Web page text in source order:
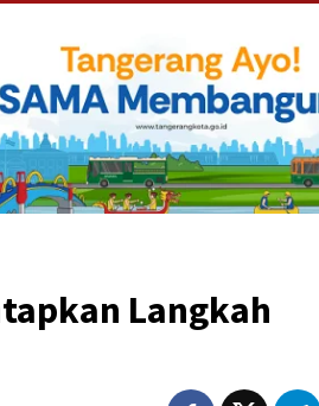
Langkah